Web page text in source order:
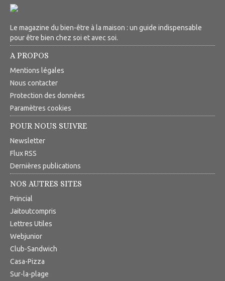
Le magazine du bien-être à la maison : un guide indispensable
pour être bien chez soi et avec soi.
A PROPOS
Mentions légales
Nous contacter
Protection des données
Paramètres cookies
POUR NOUS SUIVRE
Newsletter
Flux RSS
Dernières publications
NOS AUTRES SITES
Princial
Jaitoutcompris
Lettres Utiles
Webjunior
Club-Sandwich
Casa-Pizza
Sur-la-plage